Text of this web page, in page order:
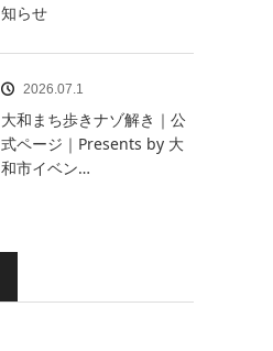
知らせ
2026.07.1
大和まち歩きナゾ解き｜公
式ページ｜Presents by 大
和市イベン…